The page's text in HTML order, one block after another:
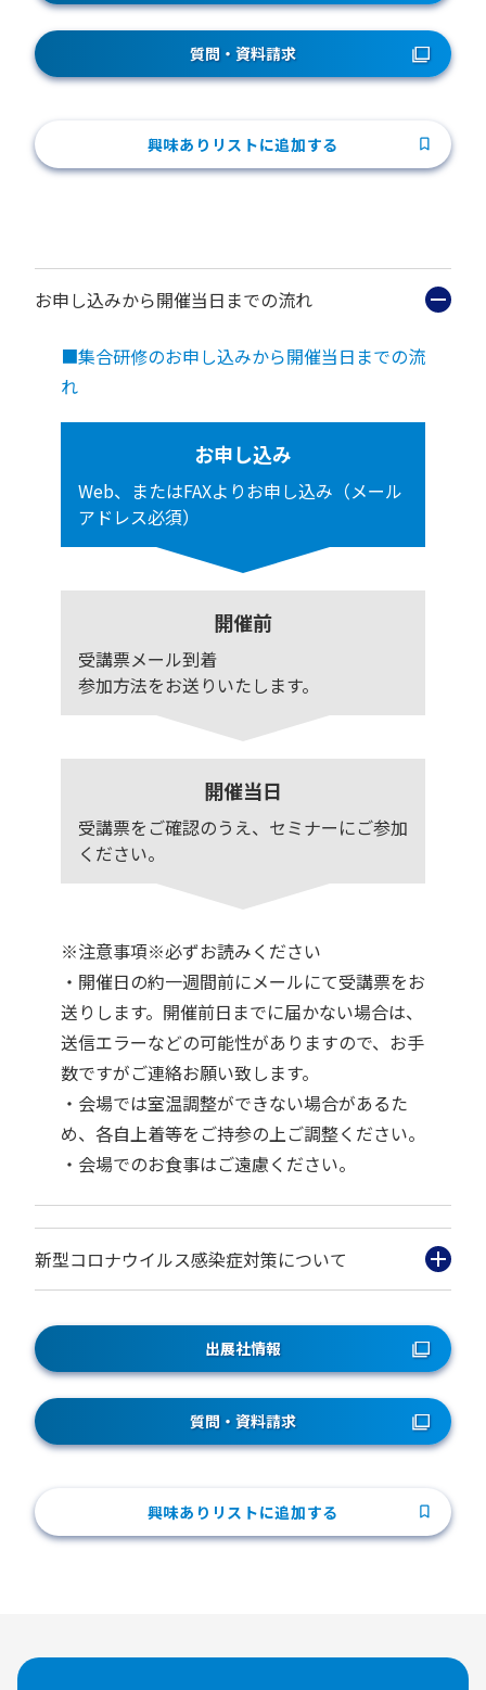
質問・資料請求
興味ありリストに追加する
お申し込みから開催当日までの流れ
■集合研修のお申し込みから開催当日までの流
れ
お申し込み
Web、またはFAXよりお申し込み（メール
アドレス必須）
開催前
受講票メール到着
参加方法をお送りいたします。
開催当日
受講票をご確認のうえ、セミナーにご参加
ください。
※注意事項※必ずお読みください
・開催日の約一週間前にメールにて受講票をお
送りします。開催前日までに届かない場合は、
送信エラーなどの可能性がありますので、お手
数ですがご連絡お願い致します。
・会場では室温調整ができない場合があるた
め、各自上着等をご持参の上ご調整ください。
・会場でのお食事はご遠慮ください。
新型コロナウイルス感染症対策について
出展社情報
質問・資料請求
興味ありリストに追加する